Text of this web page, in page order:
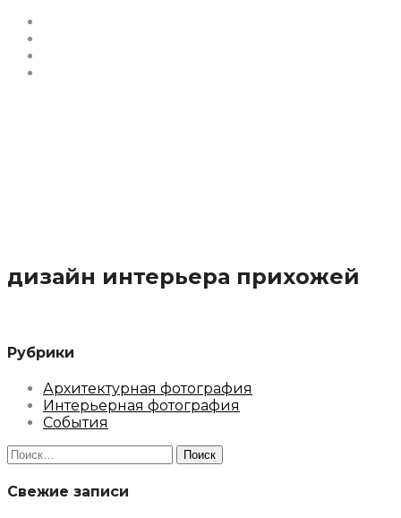
дизайн интерьера прихожей
Рубрики
Архитектурная фотография
Интерьерная фотография
События
Найти:
Свежие записи